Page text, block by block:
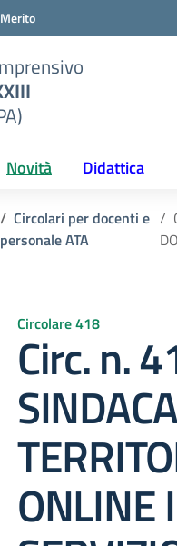
Novità Didattica
Circolari per docenti e
personale ATA
Circolare 418
Circ. n.
ONLINE